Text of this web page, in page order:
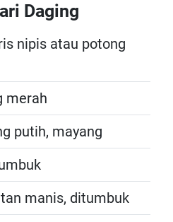
Daging
nipis atau potong
merah
putih, mayang
manis, ditumbuk